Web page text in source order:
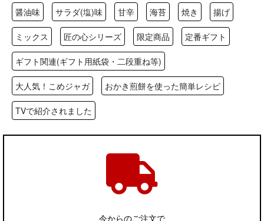
醤油味 サラダ(塩)味 甘辛 海苔 焼き 揚げ
ミックス 匠の心シリーズ 限定商品 定番ギフト
ギフト関連(ギフト用紙袋・二段重ね等)
大人気！こめジャガ おかき煎餅を使った簡単レシピ
TVで紹介されました
今からのご注文で